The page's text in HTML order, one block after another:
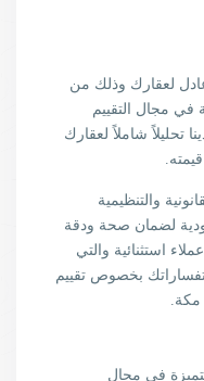
لعقارك وذلك من
في مجال التقييم
تحليلاً شاملاً لعقارك
والتنظيمية
لضمان صحة ودقة
استثنائية والتي
بخصوص تقييم
مكة.
في مجال